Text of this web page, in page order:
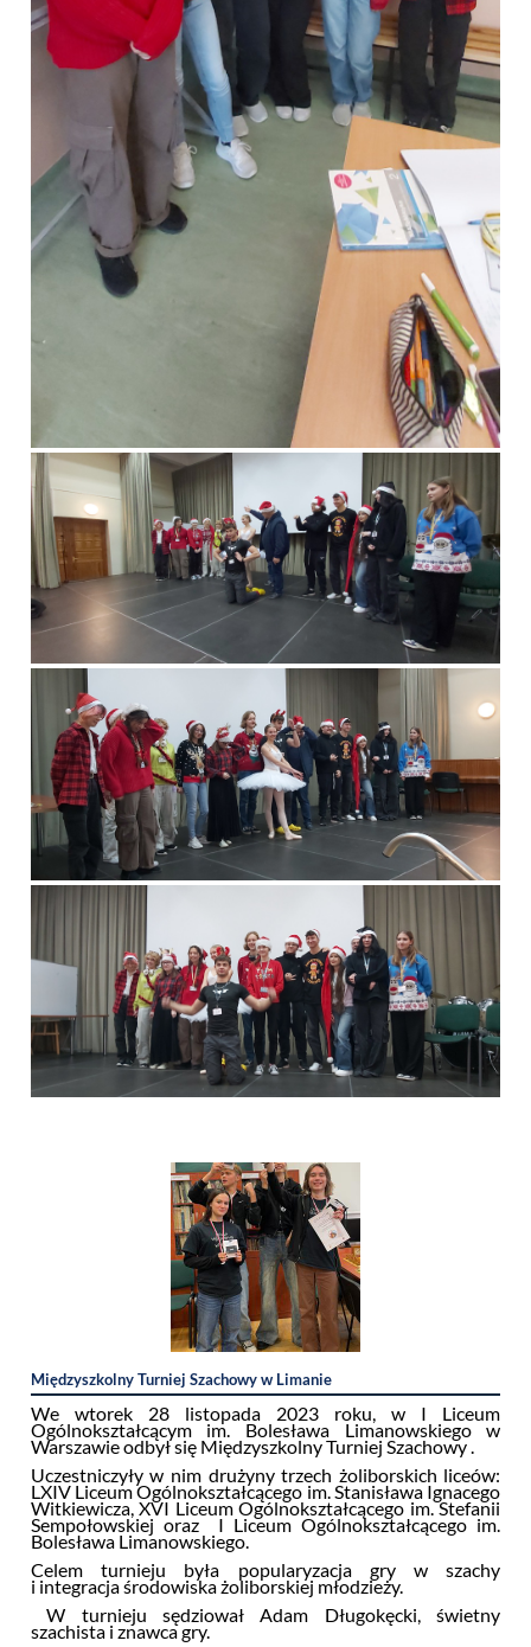
Międzyszkolny Turniej Szachowy w Limanie
We wtorek 28 listopada 2023 roku, w I Liceum
Ogólnokształcącym im. Bolesława Limanowskiego w
Warszawie odbył się Międzyszkolny Turniej Szachowy .
Uczestniczyły w nim drużyny trzech żoliborskich liceów:
LXIV Liceum Ogólnokształcącego im. Stanisława Ignacego
Witkiewicza, XVI Liceum Ogólnokształcącego im. Stefanii
Sempołowskiej oraz I Liceum Ogólnokształcącego im.
Bolesława Limanowskiego.
Celem turnieju była popularyzacja gry w szachy
i integracja środowiska żoliborskiej młodzieży.
W turnieju sędziował Adam Długokęcki, świetny
szachista i znawca gry.